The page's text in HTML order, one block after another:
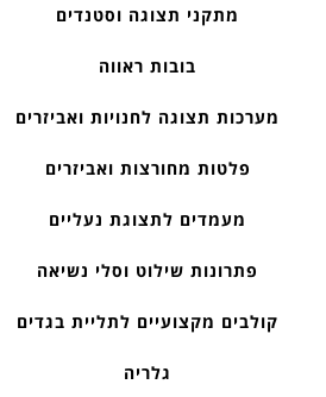
מתקני תצוגה וסטנדים
בובות ראווה
מערכות תצוגה לחנויות ואביזרים
פלטות מחורצות ואביזרים
מעמדים לתצוגת נעליים
פתרונות שילוט וסלי נשיאה
קולבים מקצועיים לתליית בגדים
גלריה